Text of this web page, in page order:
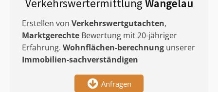
Verkehrswertermittlung Wangelau
Erstellen von Verkehrswertgutachten,
Marktgerechte Bewertung mit 20-jähriger
Erfahrung. Wohnflächen-berechnung unserer
Immobilien-sachverständigen
Anfragen